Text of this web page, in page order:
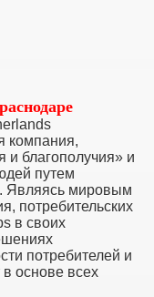
компания,
и благополучия» и
путем
Являясь мировым
потребительских
в своих
потребителей и
основе всех